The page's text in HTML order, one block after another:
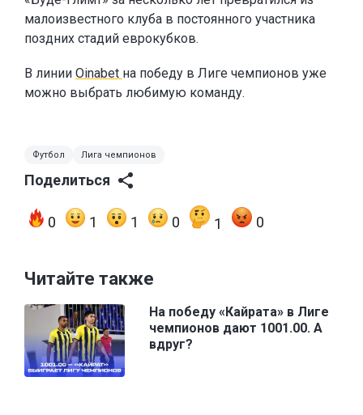
малоизвестного клуба в постоянного участника
поздних стадий еврокубков.
В линии Oinabet на победу в Лиге чемпионов уже
можно выбрать любимую команду.
Футбол Лига чемпионов
Поделиться
0 1 1 0 1 0
Читайте также
На победу «Кайрата» в Лиге
чемпионов дают 1001.00. А
вдруг?